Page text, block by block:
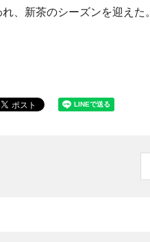
、新茶のシーズンを迎えた。